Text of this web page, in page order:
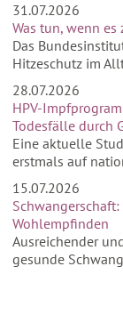
31.07.2026
Was tun, wenn es
Das
Hitzeschutz im
28.07.2026
HPV-
Todesfälle durch
Eine aktuelle
erstmals auf
15.07.2026
Wohlempfinden
Ausreichender
gesunde